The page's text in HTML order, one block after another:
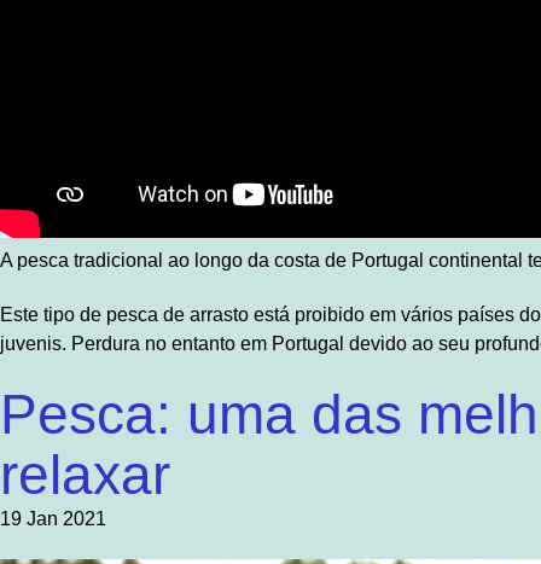
A pesca tradicional ao longo da costa de Portugal continental
Este tipo de pesca de arrasto está proibido em vários países
juvenis. Perdura no entanto em Portugal devido ao seu
Pesca: uma das
relaxar
19 Jan 2021